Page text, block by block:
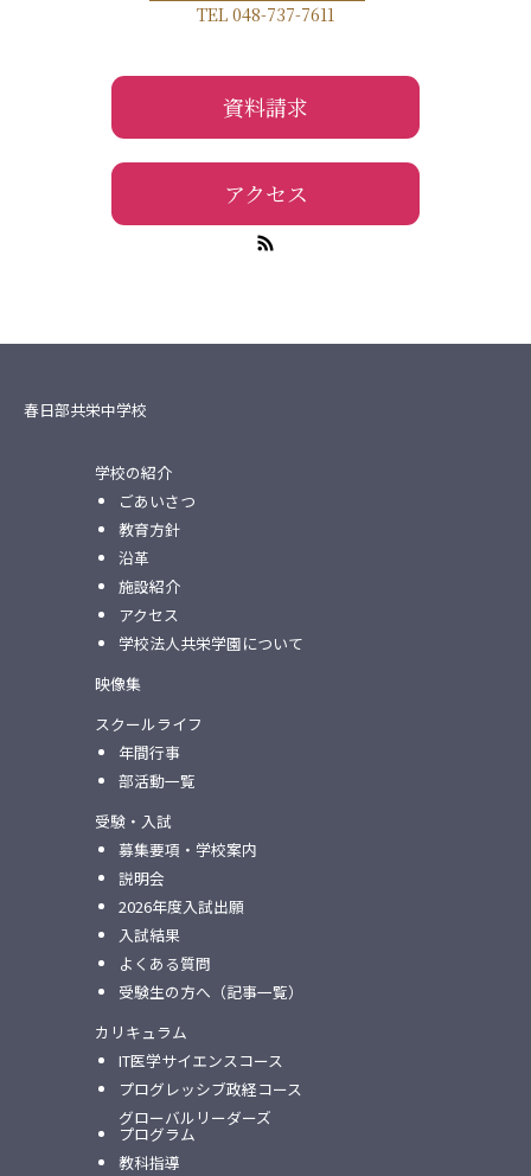
TEL 048-737-7611
資料請求
アクセス
春日部共栄中学校
学校の紹介
ごあいさつ
教育方針
沿革
施設紹介
アクセス
学校法人共栄学園について
映像集
スクールライフ
年間行事
部活動一覧
受験・入試
募集要項・学校案内
説明会
2026年度入試出願
入試結果
よくある質問
受験生の方へ（記事一覧）
カリキュラム
IT医学サイエンスコース
プログレッシブ政経コース
グローバルリーダーズ
プログラム
教科指導